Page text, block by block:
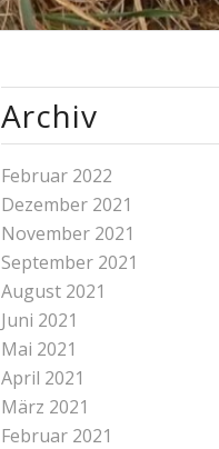
Archiv
Februar 2022
Dezember 2021
November 2021
September 2021
August 2021
Juni 2021
Mai 2021
April 2021
März 2021
Februar 2021